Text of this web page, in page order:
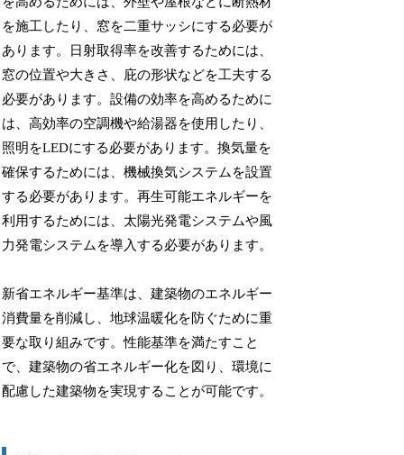
を施工したり、窓を二重サッシにする必要が
あります。日射取得率を改善するためには、
窓の位置や大きさ、庇の形状などを工夫する
必要があります。設備の効率を高めるために
は、高効率の空調機や給湯器を使用したり、
照明をLEDにする必要があります。換気量を
確保するためには、機械換気システムを設置
する必要があります。再生可能エネルギーを
利用するためには、太陽光発電システムや風
力発電システムを導入する必要があります。
新省エネルギー基準は、建築物のエネルギー
消費量を削減し、地球温暖化を防ぐために重
要な取り組みです。性能基準を満たすこと
で、建築物の省エネルギー化を図り、環境に
配慮した建築物を実現することが可能です。